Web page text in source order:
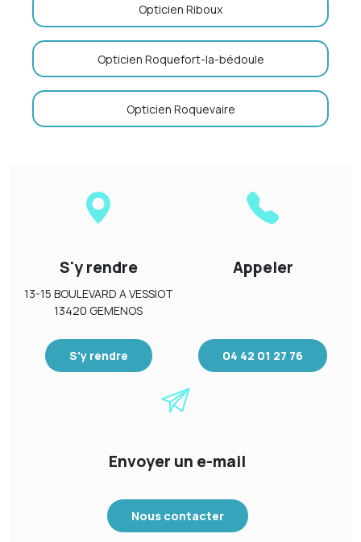
Opticien Riboux
Opticien Roquefort-la-bédoule
Opticien Roquevaire
S'y rendre
13-15 BOULEVARD A VESSIOT
13420 GEMENOS
S'y rendre
Appeler
04 42 01 27 76
Envoyer un e-mail
Nous contacter